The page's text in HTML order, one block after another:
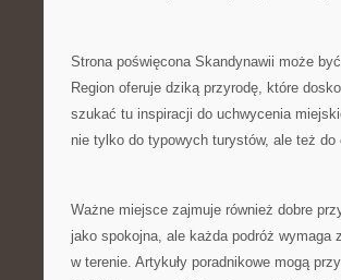
Strona poświęcona Skandynawii może
Region oferuje dziką przyrodę, które
szukać tu inspiracji do uchwycenia
nie tylko do typowych turystów, ale też
Ważne miejsce zajmuje również dobre
jako spokojna, ale każda podróż wymaga
w terenie. Artykuły poradnikowe mogą